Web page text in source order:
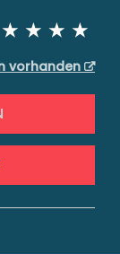
vorhanden